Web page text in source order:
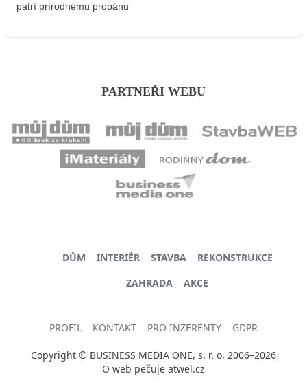
patrí prírodnému propánu
PARTNEŘI WEBU
DŮM INTERIÉR STAVBA
REKONSTRUKCE
ZAHRADA
AKCE
PROFIL KONTAKT PRO INZERENTY GDPR
Copyright © BUSINESS MEDIA ONE, s. r. o. 2006–2026